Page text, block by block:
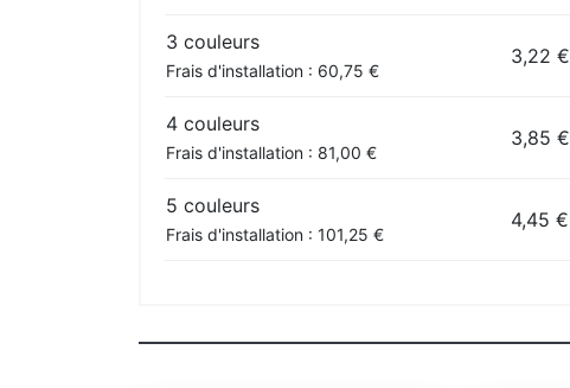
3 couleurs
Frais d'installation : 60,75 €
3,22 €
4 couleurs
Frais d'installation : 81,00 €
3,85 €
5 couleurs
Frais d'installation : 101,25 €
4,45 €